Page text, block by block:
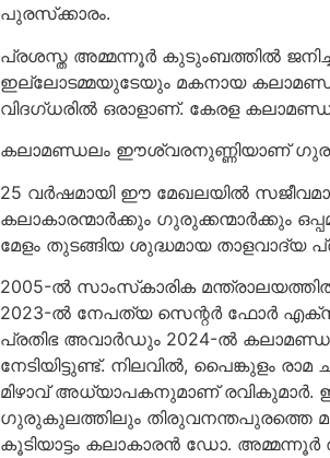
പുരസ്‌ക്കാരം.
പ്രശസ്ത അമ്മന്നൂര്‍ കുടുംബത്തില്‍
ഇല്ലോടമ്മയുടേയും മകനായ
വിദഗ്ധരില്‍ ഒരാളാണ്. കേരള
കലാമണ്ഡലം ഈശ്വരനുണ്ണിയാണ്
25 വര്‍ഷമായി ഈ മേഖലയില്‍
കലാകാരന്മാര്‍ക്കും ഗുരുക്കന്മാര്‍ക്കും
മേളം തുടങ്ങിയ ശുദ്ധമായ താളവാദ്യ
2005-ല്‍ സാംസ്‌കാരിക
2023-ല്‍ നേപത്യ സെന്റര്‍ ഫോര്‍
പ്രതിഭ അവാര്‍ഡും 2024-ല്‍
നേടിയിട്ടുണ്ട്. നിലവില്‍, പൈങ്കുളം
മിഴാവ് അധ്യാപകനുമാണ് രവികുമാര്‍.
ഗുരുകുലത്തിലും തിരുവനന്തപുരത്തെ
കൂടിയാട്ടം കലാകാരന്‍ ഡോ.